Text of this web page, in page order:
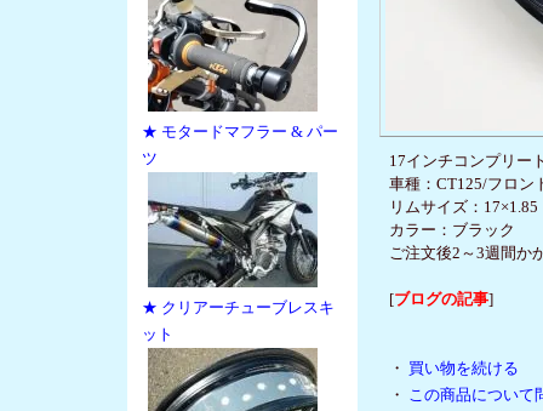
★ モタードマフラー & パー
ツ
★ クリアーチューブレスキ
ット
17インチコンプリー
車種：CT125/フロン
リムサイズ：17×1.85
カラー：ブラック
ご注文後2～3週間か
[ブログの記事]
・ 買い物を続ける
・ この商品について